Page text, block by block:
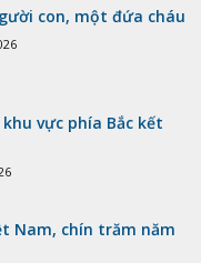
con, một đứa cháu
vực phía Bắc kết
Nam, chín trăm năm